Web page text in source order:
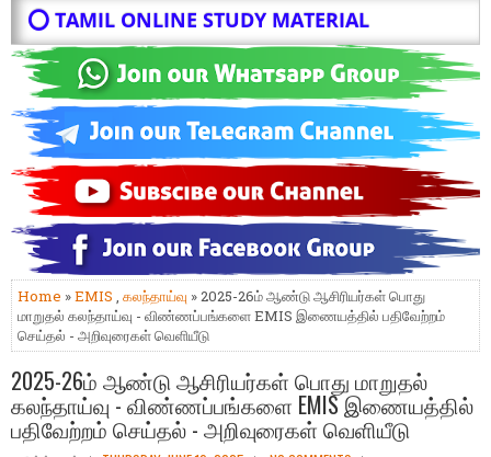
⭕ TAMIL ONLINE STUDY MATERIAL
Home »EMIS , கலந்தாய்வு » 2025-26ம் ஆண்டு ஆசிரியர்கள் பொது
மாறுதல் கலந்தாய்வு - விண்ணப்பங்களை EMIS இணையத்தில் பதிவேற்றம்
செய்தல் - அறிவுரைகள் வெளியீடு
2025-26ம் ஆண்டு ஆசிரியர்கள் பொது மாறுதல்
கலந்தாய்வு - விண்ணப்பங்களை EMIS இணையத்தில்
பதிவேற்றம் செய்தல் - அறிவுரைகள் வெளியீடு